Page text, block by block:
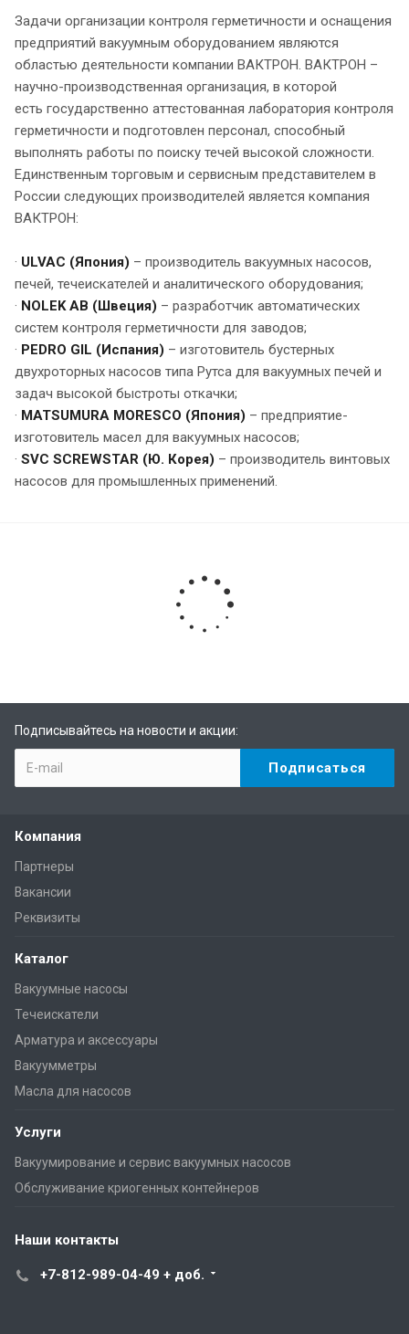
Задачи организации контроля герметичности и оснащения
предприятий вакуумным оборудованием являются
областью деятельности компании ВАКТРОН. ВАКТРОН –
научно-производственная организация, в которой
есть государственно аттестованная лаборатория контроля
герметичности и подготовлен персонал, способный
выполнять работы по поиску течей высокой сложности.
Единственным торговым и сервисным представителем в
России следующих производителей является компания
ВАКТРОН:
· ULVAC (Япония) – производитель вакуумных насосов,
печей, течеискателей и аналитического оборудования;
· NOLEK AB (Швеция) – разработчик автоматических
систем контроля герметичности для заводов;
· PEDRO GIL (Испания) – изготовитель бустерных
двухроторных насосов типа Рутса для вакуумных печей и
задач высокой быстроты откачки;
· MATSUMURA MORESCO (Япония) – предприятие-
изготовитель масел для вакуумных насосов;
· SVC SCREWSTAR (Ю. Корея) – производитель винтовых
насосов для промышленных применений.
Подписывайтесь на новости и акции:
Компания
Партнеры
Вакансии
Реквизиты
Каталог
Вакуумные насосы
Течеискатели
Арматура и аксессуары
Вакуумметры
Масла для насосов
Услуги
Вакуумирование и сервис вакуумных насосов
Обслуживание криогенных контейнеров
Наши контакты
+7-812-989-04-49 + доб.